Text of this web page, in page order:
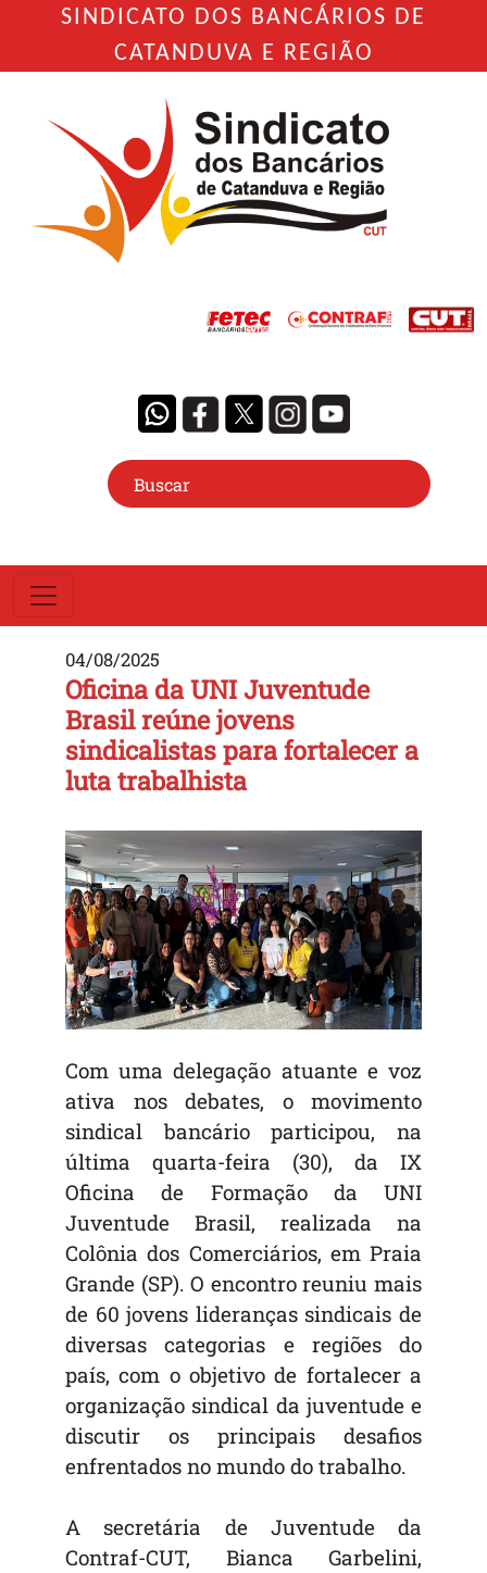
SINDICATO DOS BANCÁRIOS DE
CATANDUVA E REGIÃO
04/08/2025
Oficina da UNI Juventude
Brasil reúne jovens
sindicalistas para fortalecer a
luta trabalhista
Com uma delegação atuante e voz
ativa nos debates, o movimento
sindical bancário participou, na
última quarta-feira (30), da IX
Oficina de Formação da UNI
Juventude Brasil, realizada na
Colônia dos Comerciários, em Praia
Grande (SP). O encontro reuniu mais
de 60 jovens lideranças sindicais de
diversas categorias e regiões do
país, com o objetivo de fortalecer a
organização sindical da juventude e
discutir os principais desafios
enfrentados no mundo do trabalho.
A secretária de Juventude da
Contraf-CUT, Bianca Garbelini,